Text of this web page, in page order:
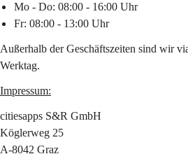
Mo - Do: 08:00 - 16:00 Uhr
Fr: 08:00 - 13:00 Uhr
Außerhalb der Geschäftszeiten sind wir
Werktag.
Impressum:
citiesapps S&R GmbH
Köglerweg 25
A-8042 Graz